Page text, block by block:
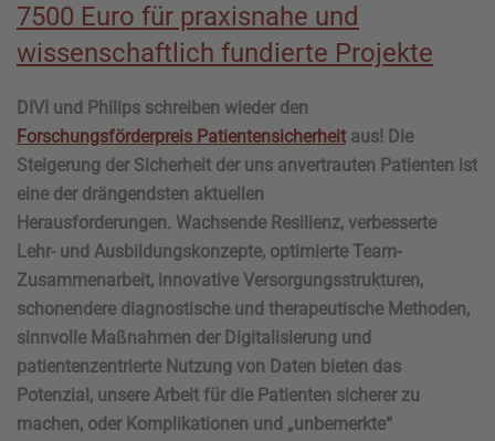
7500 Euro für praxisnahe und
wissenschaftlich fundierte Projekte
DIVI und Philips schreiben wieder den
Forschungsförderpreis Patientensicherheitaus! Die
Steigerung der Sicherheit der uns anvertrauten Patienten ist
eine der drängendsten aktuellen
Herausforderungen. Wachsende Resilienz, verbesserte
Lehr- und Ausbildungskonzepte, optimierte Team-
Zusammenarbeit, innovative Versorgungsstrukturen,
schonendere diagnostische und therapeutische Methoden,
sinnvolle Maßnahmen der Digitalisierung und
patientenzentrierte Nutzung von Daten bieten das
Potenzial, unsere Arbeit für die Patienten sicherer zu
machen, oder Komplikationen und „unbemerkte“